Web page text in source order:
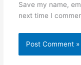
Save my name,
next time I